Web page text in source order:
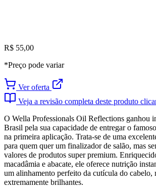
R$ 55,00
*Preço pode variar
Ver oferta
Veja a revisão completa deste produto
O Wella Professionals Oil Reflections ganhou
Brasil pela sua capacidade de entregar o
na primeira aplicação. Trata-se de uma
para quem quer um finalizador de salão, mas
valores de produtos super premium.
macadâmia e abacate, ele oferece nutrição
um alinhamento perfeito da cutícula do cabelo,
extremamente brilhantes.